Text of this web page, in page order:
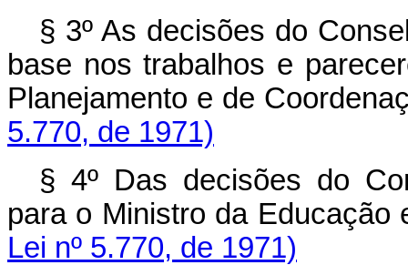
§ 3º As decisões do
base nos trabalhos e
Planejamento e de
5.770, de 1971)
§ 4º Das decisões do
para o Ministro da
Lei nº 5.770, de 1971)